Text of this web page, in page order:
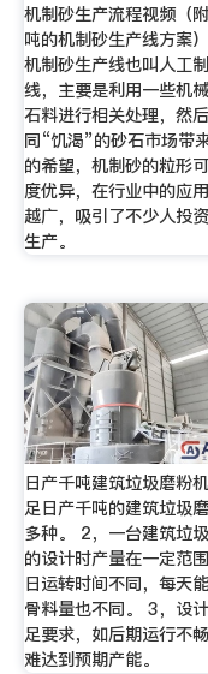
机制砂生产流程视频（
吨的机制砂生产线方案
机制砂生产线也叫人工
线，主要是利用一些机
石料进行相关处理，然
同“饥渴”的砂石市场带
的希望，机制砂的粒形
度优异，在行业中的应
越广，吸引了不少人投
生产。
日产千吨建筑垃圾磨粉
足日产千吨的建筑垃圾
多种。 2，一台建筑垃
的设计时产量在一定范围
日运转时间不同，每天
骨料量也不同。 3，设
足要求，如后期运行不
难达到预期产能。